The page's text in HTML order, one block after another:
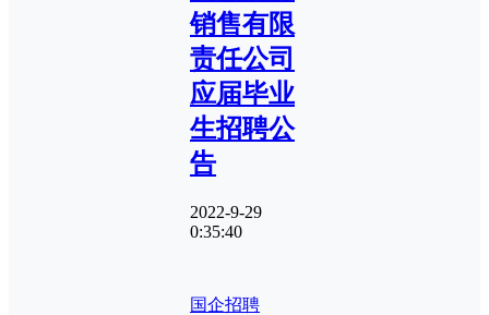
销售有限
责任公司
应届毕业
生招聘公
告
2022-9-29
0:35:40
国企招聘